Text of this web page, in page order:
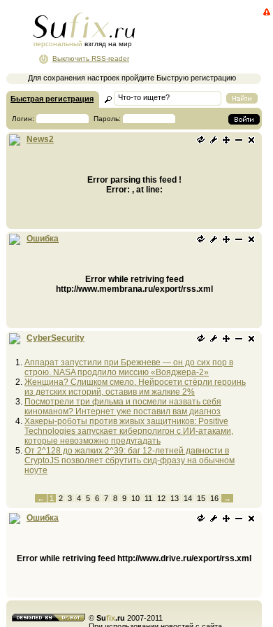
персональный взгляд на мир
Для сохранения настроек пройдите Быструю регистрацию
Выключить RSS-reader
Быстрая регистрация
Логин: Пароль:
News2
Error parsing this feed !
Error: , at line:
Ошибка
Error while retriving feed
http://www.membrana.ru/export/rss.xml
CyberSecurity
Аппарат запустили при Брежневе — он до сих пор в
строю. NASA продлило миссию «Вояджера-2»
Женщина? Слишком смело. Нейросети стёрли героинь
из детских историй, оставив им жалкие 2%
Посмотрели три фильма и посмели назвать себя
киноманом? Интернет уже поставил вам диагноз
Хакеры-роботы против живых защитников: Positive
Technologies запускает киберполигон с ИИ-атаками,
которые невозможно предугадать
От 2^128 до жалких 2^39: баг 12-летней давности в
CryptoJS позволяет сбрутить сид-фразу на обычном
ноуте
← 1 2 3 4 5 6 7 8 9 10 11 12 13 14 15 16 →
Ошибка
Error while retriving feed http://www.drive.ru/export/rss.xml
© Sufix.ru 2007-2011